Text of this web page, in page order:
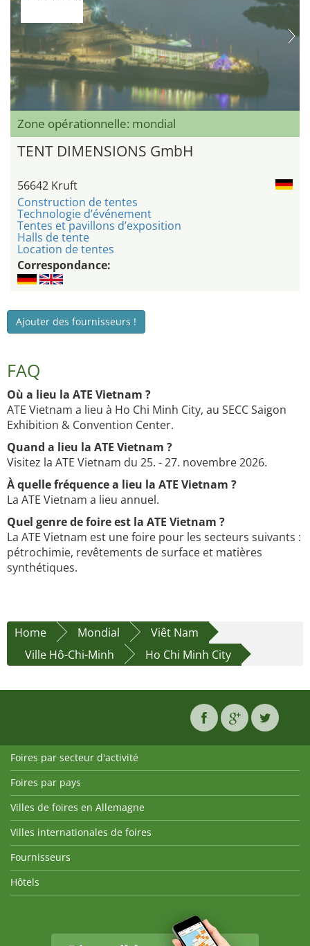
Zone opérationnelle: mondial
TENT DIMENSIONS GmbH
56642 Kruft
Construction de tentes
Technologie d’événement
Tentes et pavillons d’exposition
Halls de tente
Location de tentes
Correspondance:
Ajouter des fournisseurs !
FAQ
Où a lieu la ATE Vietnam ?
ATE Vietnam a lieu à Ho Chi Minh City, au SECC Saigon
Exhibition & Convention Center.
Quand a lieu la ATE Vietnam ?
Visitez la ATE Vietnam du 25. - 27. novembre 2026.
À quelle fréquence a lieu la ATE Vietnam ?
La ATE Vietnam a lieu annuel.
Quel genre de foire est la ATE Vietnam ?
La ATE Vietnam est une foire pour les secteurs suivants :
pétrochimie, revêtements de surface et matières
synthétiques.
Home Mondial
Viêt Nam
Ville Hô-Chi-Minh
Ho Chi Minh City
Foires par secteur d'activité
Foires par pays
Villes de foires en Allemagne
Villes internationales de foires
Fournisseurs
Hôtels